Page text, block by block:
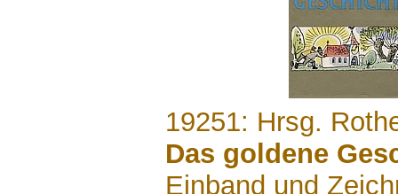
19251: Hrsg.
Das goldene
Einband und